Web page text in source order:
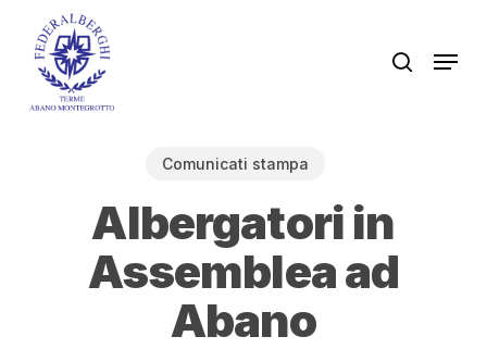
main
content
Comunicati stampa
Albergatori in
Assemblea ad
Abano